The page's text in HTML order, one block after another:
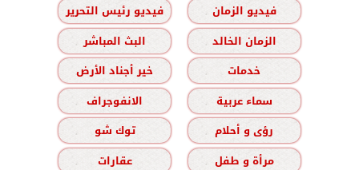
فيديو الزمان
فيديو رئيس التحرير
الزمان الخالد
البث المباشر
خدمات
خير أجناد الأرض
سماء عربية
الانفوجراف
رؤى و أحلام
توك شو
مرأة و طفل
عقارات